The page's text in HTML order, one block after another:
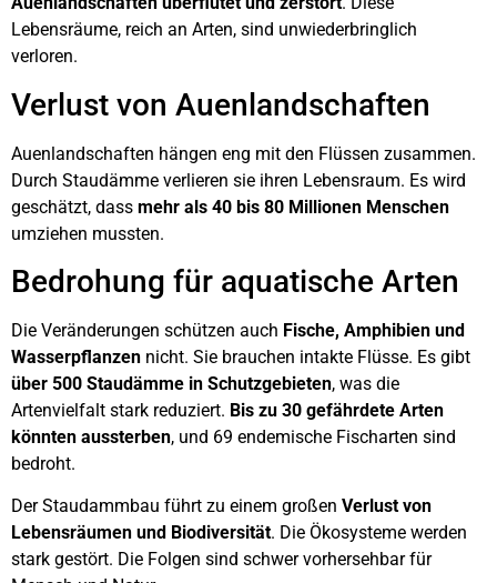
Lebensräume, reich an Arten, sind unwiederbringlich
verloren.
Verlust von Auenlandschaften
Auenlandschaften hängen eng mit den Flüssen zusammen.
Durch Staudämme verlieren sie ihren Lebensraum. Es wird
geschätzt, dass mehr als 40 bis 80 Millionen Menschen
umziehen mussten.
Bedrohung für aquatische Arten
Die Veränderungen schützen auch Fische, Amphibien und
Wasserpflanzen nicht. Sie brauchen intakte Flüsse. Es gibt
über 500 Staudämme in Schutzgebieten, was die
Artenvielfalt stark reduziert. Bis zu 30 gefährdete Arten
könnten aussterben, und 69 endemische Fischarten sind
bedroht.
Der Staudammbau führt zu einem großen Verlust von
Lebensräumen und Biodiversität. Die Ökosysteme werden
stark gestört. Die Folgen sind schwer vorhersehbar für